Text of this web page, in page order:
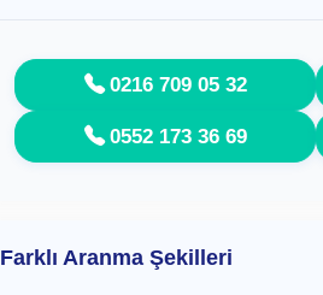
0216 709 05 32
0552 173 36 69
Farklı Aranma Şekilleri